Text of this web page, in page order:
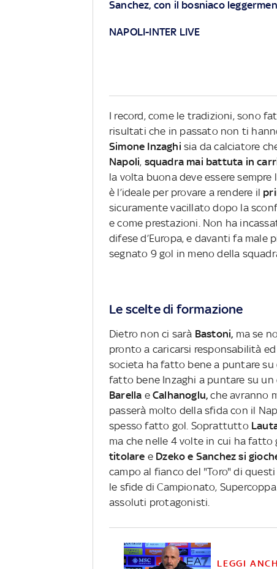
Sanchez, con il bosniaco
NAPOLI-INTER LIVE
I record, come le tradizioni, sono
risultati che in passato non ti
Simone Inzaghi sia da calciatore
Napoli, squadra mai battuta in
la volta buona deve essere sempre
è l’ideale per provare a rendere il
sicuramente vacillato dopo la
e come prestazioni. Non ha
difese d’Europa, e davanti fa
segnato 9 gol in meno della
Le scelte di formazione
Dietro non ci sarà Bastoni, ma se
pronto a caricarsi responsabilità
societa ha fatto bene a puntare su
fatto bene Inzaghi a puntare su
Barella eCalhanoglu, che avranno
passerà molto della sfida con il
spesso fatto gol. Soprattutto
ma che nelle 4 volte in cui ha fatto
titolare e Dzeko e Sanchez si
campo al fianco del "Toro" di
le sfide di Campionato,
assoluti protagonisti.
LEGGI